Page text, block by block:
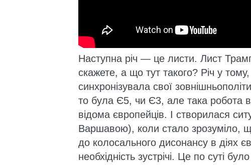
Наступна річ — це листи. Лист
скажете, а що тут такого? Річ у
синхронізувала свої
то була Є5, чи Є3, але така робота
відома європейців. І створилася
Варшавою), коли стало зрозуміло,
до колосального дисонансу в діях
необхідність зустрічі. Це по суті